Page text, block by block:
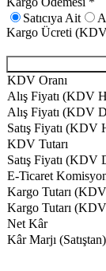
Satıcıya Ait
Kargo Ücreti
KDV Oranı
Alış Fiyatı (KDV
Alış Fiyatı (KDV
Satış Fiyatı (KDV
KDV Tutarı
Satış Fiyatı (KDV
E-Ticaret
Kargo Tutarı
Kargo Tutarı
Net Kâr
Kâr Marjı (Satıştan)